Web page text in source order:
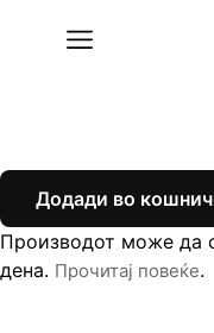
Додади во
Производот може да
дена. Прочитај повеќе.